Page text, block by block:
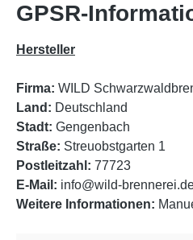
GPSR-
Hersteller
Firma: WILD
Land: Deutschland
Stadt: Gengenbach
Straße: Streuobstgarten 1
Postleitzahl: 77723
E-Mail: info@wild-
Weitere Informationen: